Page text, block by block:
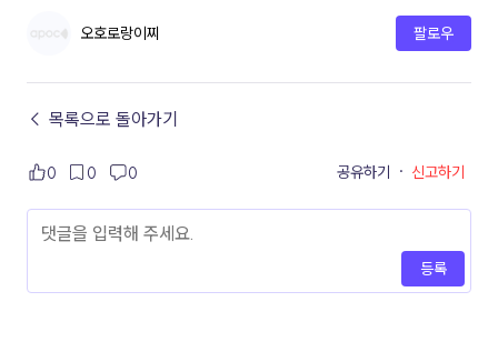
오호로랑이찌 팔로우
← 목록으로 돌아가기
0 0 0 공유하기 · 신고하기
등록